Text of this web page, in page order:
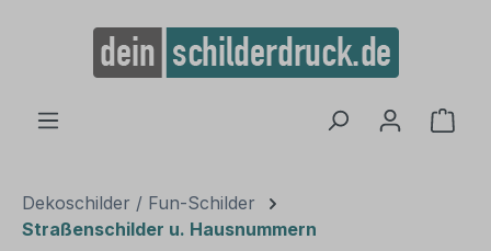
springen
Dekoschilder / Fun-Schilder
Straßenschilder u. Hausnummern